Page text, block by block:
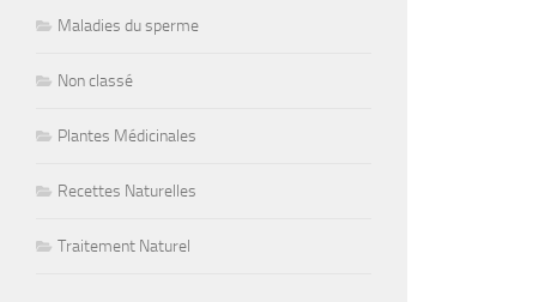
Maladies du sperme
Non classé
Plantes Médicinales
Recettes Naturelles
Traitement Naturel